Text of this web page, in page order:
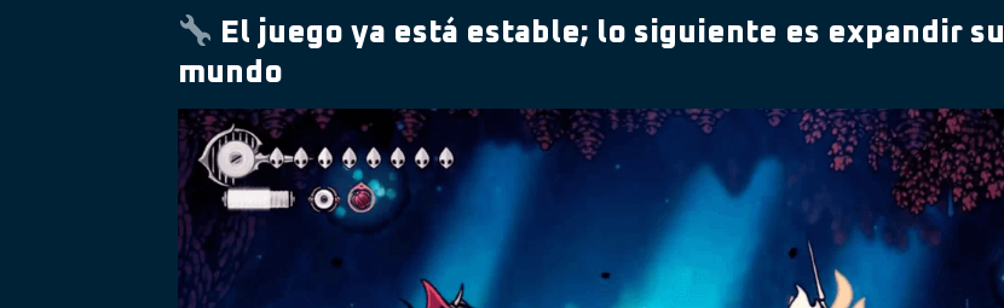
El juego ya está estable; lo siguiente es expandir su
mundo